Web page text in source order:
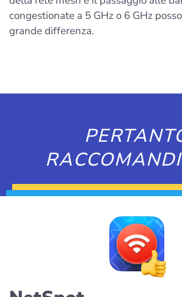
congestionate a 5 GHz o 6 GHz
grande differenza.